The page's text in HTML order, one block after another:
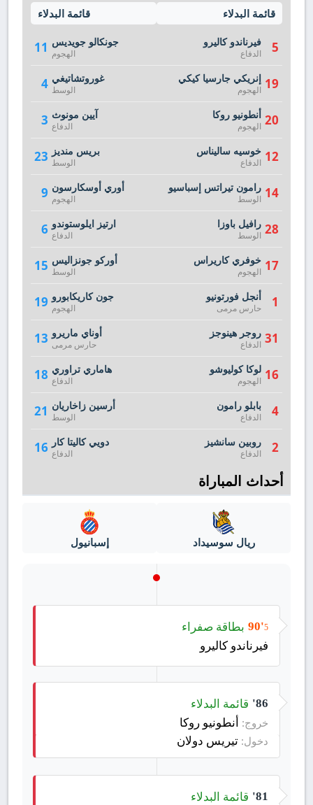
قائمة البدلاء
11 جونكالو جويديس
الهجوم
4 غوروتشاتيغي
الوسط
3 آيين مونوث
الدفاع
23 بريس منديز
الوسط
9 أوري أوسكارسون
الهجوم
6 ارتيز ايلوستوندو
الدفاع
15 أوركو جونزاليس
الوسط
19 جون كاريكابورو
الهجوم
13 أوناي ماريرو
حارس مرمى
18 هاماري تراوري
الدفاع
21 أرسين زاخاريان
الوسط
16 دويي كاليتا كار
الدفاع
قائمة البدلاء
5 فيرناندو كاليرو
الدفاع
19 إنريكي جارسيا كيكي
الهجوم
20 أنطونيو روكا
الهجوم
12 خوسيه ساليناس
الدفاع
14 رامون تيراتس إسباسيو
الوسط
28 رافيل باوزا
الوسط
17 خوفري كاريراس
الهجوم
1 أنجل فورتونيو
حارس مرمى
31 روجر هينوجز
الدفاع
16 لوكا كوليوشو
الهجوم
4 بابلو رامون
الدفاع
2 روبين سانشيز
الدفاع
أحداث المباراة
ريال سوسيداد إسبانيول
90'5
بطاقة صفراء
فيرناندو كاليرو
86' قائمة البدلاء
خروج: أنطونيو روكا
دخول: تيريس دولان
81' قائمة البدلاء